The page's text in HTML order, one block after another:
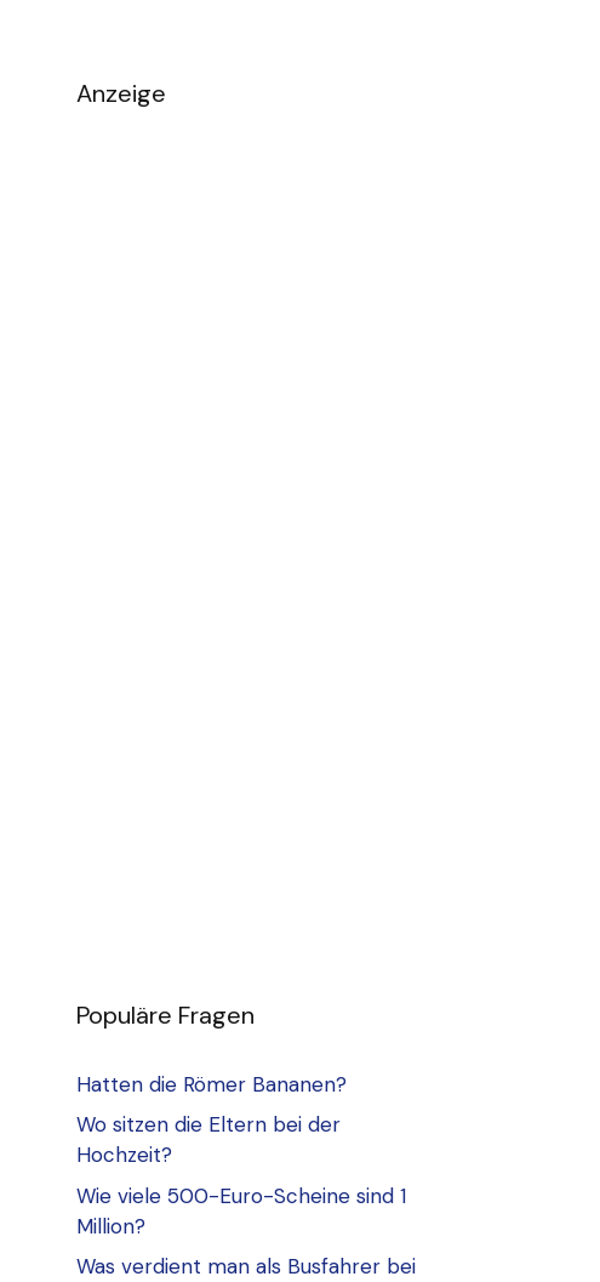
Anzeige
Populäre Fragen
Hatten die Römer Bananen?
Wo sitzen die Eltern bei der
Hochzeit?
Wie viele 500-Euro-Scheine sind 1
Million?
Was verdient man als Busfahrer bei